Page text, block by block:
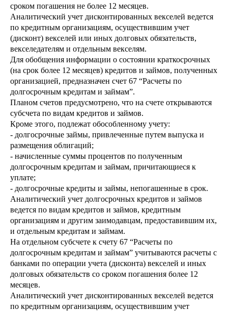
сроком погашения не более 12 месяцев.
Аналитический учет дисконтированных векселей ведется
по кредитным организациям, осуществившим учет
(дисконт) векселей или иных долговых обязательств,
векселедателям и отдельным векселям.
Для обобщения информации о состоянии краткосрочных
(на срок более 12 месяцев) кредитов и займов, полученных
организацией, предназначен счет 67 “Расчеты по
долгосрочным кредитам и займам”.
Планом счетов предусмотрено, что на счете открываются
субсчета по видам кредитов и займов.
Кроме этого, подлежат обособленному учету:
- долгосрочные займы, привлеченные путем выпуска и
размещения облигаций;
- начисленные суммы процентов по полученным
долгосрочным кредитам и займам, причитающиеся к
уплате;
- долгосрочные кредиты и займы, непогашенные в срок.
Аналитический учет долгосрочных кредитов и займов
ведется по видам кредитов и займов, кредитным
организациям и другим заимодавцам, предоставившим их,
и отдельным кредитам и займам.
На отдельном субсчете к счету 67 “Расчеты по
долгосрочным кредитам и займам” учитываются расчеты с
банками по операции учета (дисконта) векселей и иных
долговых обязательств со сроком погашения более 12
месяцев.
Аналитический учет дисконтированных векселей ведется
по кредитным организациям, осуществившим учет